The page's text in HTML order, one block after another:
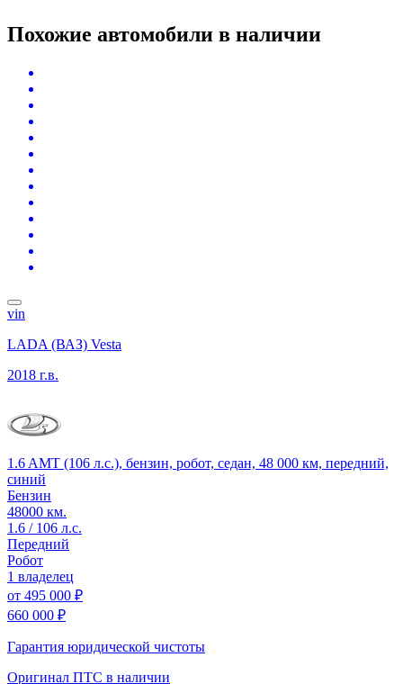
Похожие автомобили в наличии
vin
LADA (ВАЗ) Vesta
2018 г.в.
1.6 AMT (106 л.с.), бензин, робот, седан, 48 000 км, передний,
синий
Бензин
48000 км.
1.6 / 106 л.с.
Передний
Робот
1 владелец
от 495 000 ₽
660 000 ₽
Гарантия юридической чистоты
Оригинал ПТС в наличии